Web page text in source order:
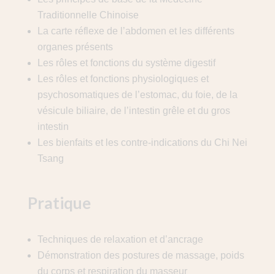
Traditionnelle Chinoise
La carte réflexe de l’abdomen et les différents
organes présents
Les rôles et fonctions du système digestif
Les rôles et fonctions physiologiques et
psychosomatiques de l’estomac, du foie, de la
vésicule biliaire, de l’intestin grêle et du gros
intestin
Les bienfaits et les contre-indications du Chi Nei
Tsang
Pratique
Techniques de relaxation et d’ancrage
Démonstration des postures de massage, poids
du corps et respiration du masseur